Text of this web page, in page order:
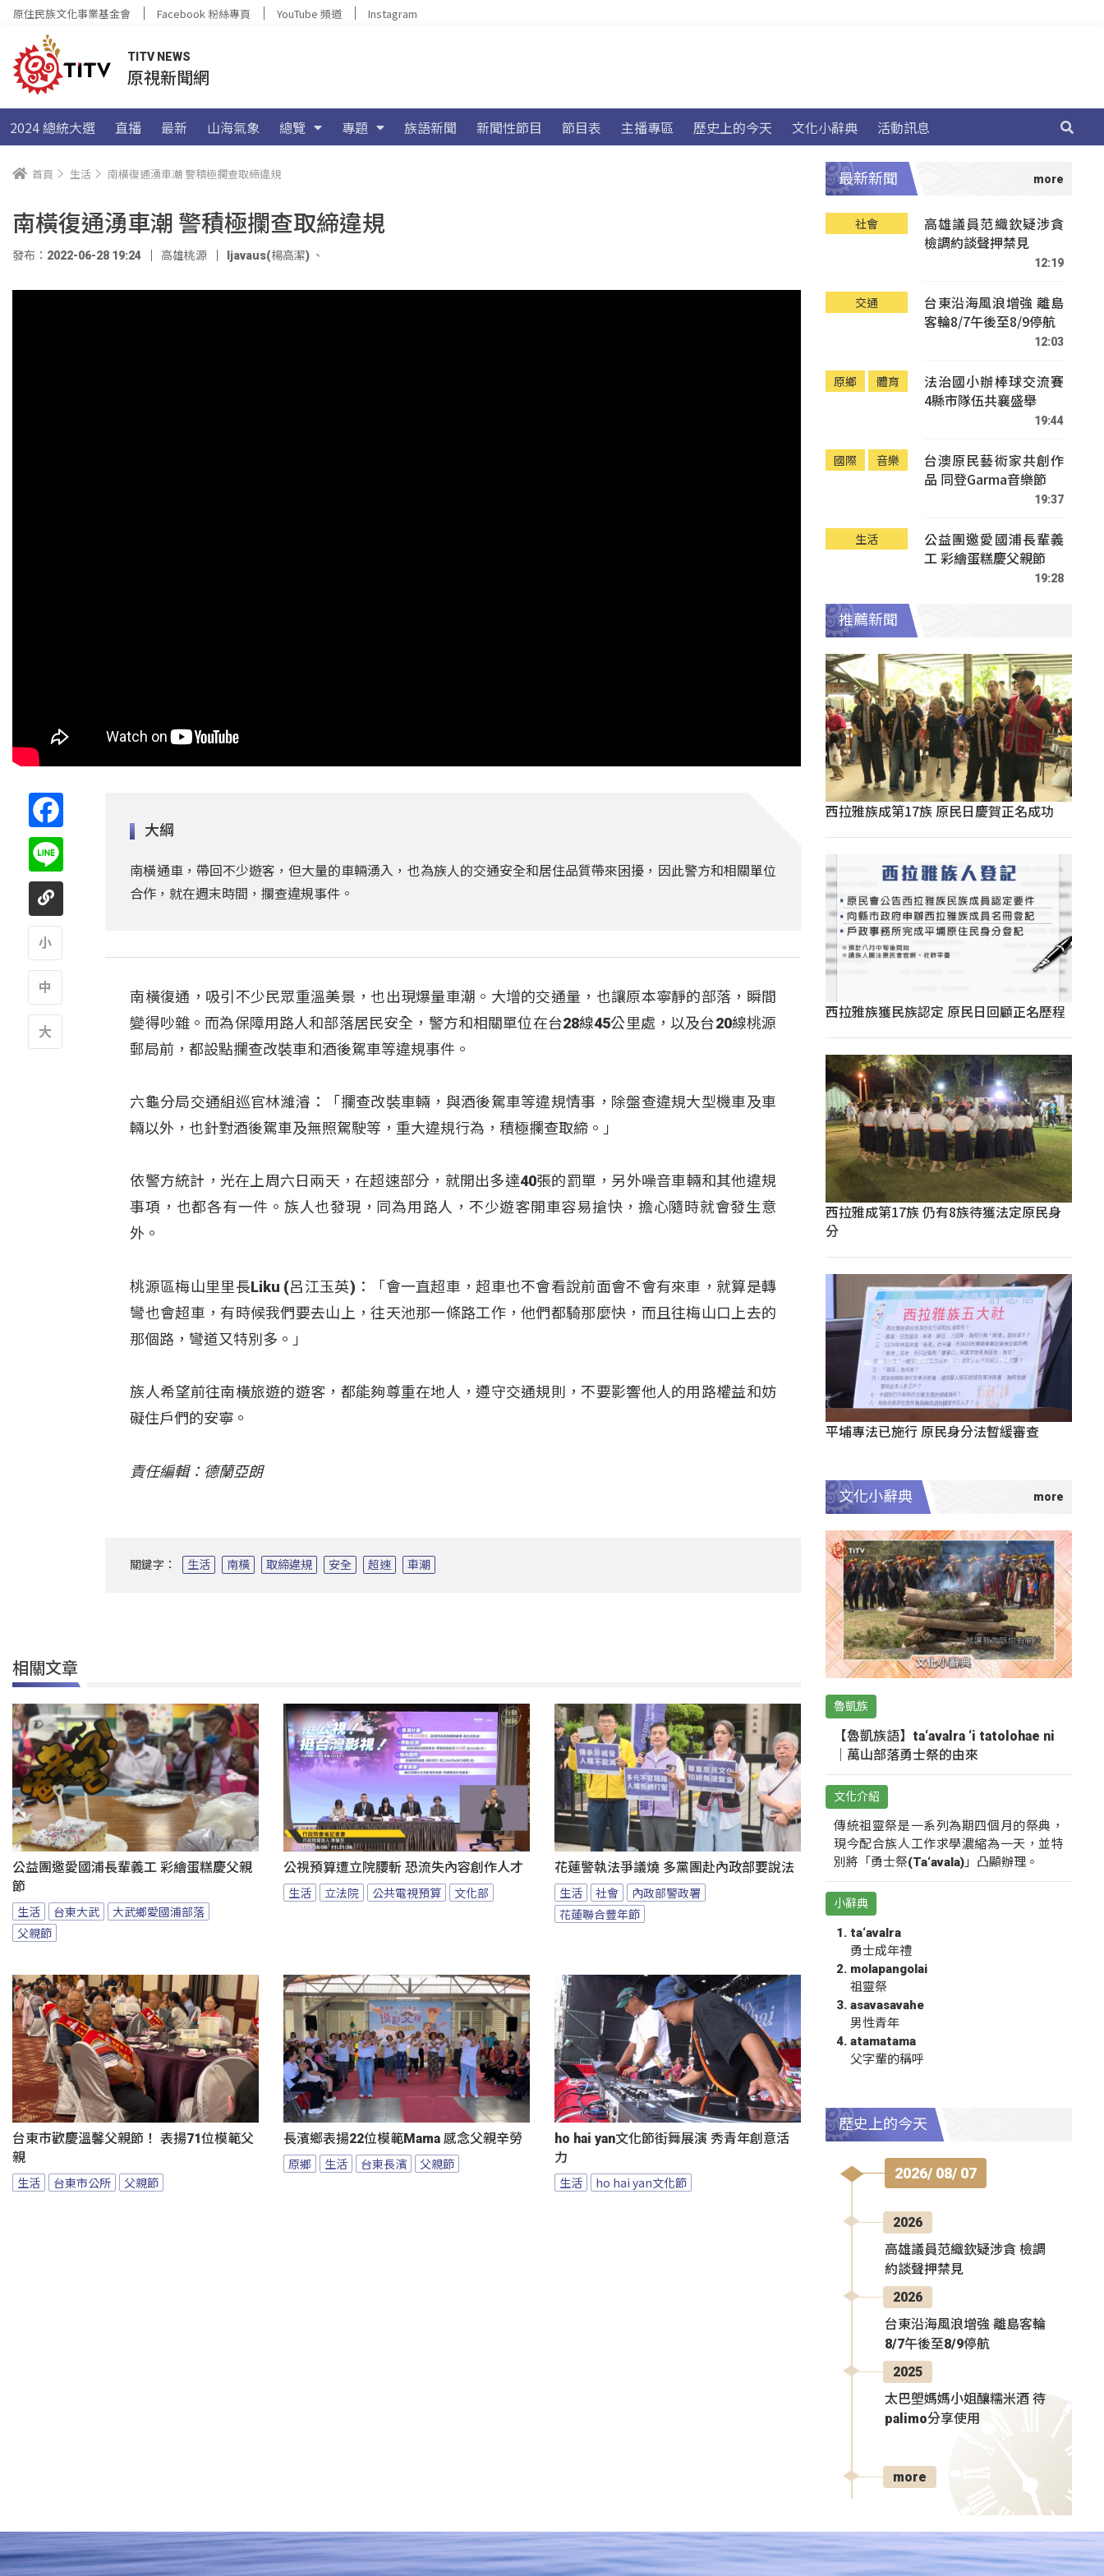
原住民族文化事業基金會 Facebook 粉絲專頁 YouTube 頻道 Instagram
TITV NEWS
原視新聞網
2024 總統大選 直播 最新 山海氣象 總覽 專題 族語新聞 新聞性節目 節目表 主播專區 歷史上的今天 文化小辭典 活動訊息
首頁 生活 南橫復通湧車潮 警積極攔查取締違規
南橫復通湧車潮 警積極攔查取締違規
發布：2022-06-28 19:24 高雄桃源 ljavaus(楊高潔) 、
大綱
南橫通車，帶回不少遊客，但大量的車輛湧入，也為族人的交通安全和居住品質帶來困擾，因此警方和相關單位
合作，就在週末時間，攔查違規事件。
南橫復通，吸引不少民眾重溫美景，也出現爆量車潮。大增的交通量，也讓原本寧靜的部落，瞬間
變得吵雜。而為保障用路人和部落居民安全，警方和相關單位在台28線45公里處，以及台20線桃源
郵局前，都設點攔查改裝車和酒後駕車等違規事件。
六龜分局交通組巡官林濰濬：「攔查改裝車輛，與酒後駕車等違規情事，除盤查違規大型機車及車
輛以外，也針對酒後駕車及無照駕駛等，重大違規行為，積極攔查取締。」
依警方統計，光在上周六日兩天，在超速部分，就開出多達40張的罰單，另外噪音車輛和其他違規
事項，也都各有一件。族人也發現，同為用路人，不少遊客開車容易搶快，擔心隨時就會發生意
外。
桃源區梅山里里長Liku (呂江玉英)：「會一直超車，超車也不會看說前面會不會有來車，就算是轉
彎也會超車，有時候我們要去山上，往天池那一條路工作，他們都騎那麼快，而且往梅山口上去的
那個路，彎道又特別多。」
族人希望前往南橫旅遊的遊客，都能夠尊重在地人，遵守交通規則，不要影響他人的用路權益和妨
礙住戶們的安寧。
責任編輯：德蘭亞朗
關鍵字： 生活 南橫 取締違規 安全 超速 車潮
相關文章
公益團邀愛國浦長輩義工 彩繪蛋糕慶父親
節
生活 台東大武
大武鄉愛國浦部落
父親節
公視預算遭立院腰斬 恐流失內容創作人才
生活 立法院 公共電視預算 文化部
花蓮警執法爭議燒 多黨團赴內政部要說法
生活 社會
內政部警政署
花蓮聯合豐年節
台東市歡慶溫馨父親節！ 表揚71位模範父
親
生活 台東市公所 父親節
長濱鄉表揚22位模範Mama 感念父親辛勞
原鄉 生活 台東長濱 父親節
ho hai yan文化節街舞展演 秀青年創意活
力
生活 ho hai yan文化節
最新新聞
社會
高雄議員范織欽疑涉貪
檢調約談聲押禁見
12:19
交通
台東沿海風浪增強 離島
客輪8/7午後至8/9停航
12:03
原鄉 體育
法治國小辦棒球交流賽
4縣市隊伍共襄盛舉
19:44
國際 音樂
台澳原民藝術家共創作
品 同登Garma音樂節
19:37
生活
公益團邀愛國浦長輩義
工 彩繪蛋糕慶父親節
19:28
推薦新聞
西拉雅族成第17族 原民日慶賀正名成功
西拉雅族獲民族認定 原民日回顧正名歷程
西拉雅成第17族 仍有8族待獲法定原民身
分
平埔專法已施行 原民身分法暫緩審查
文化小辭典
魯凱族
【魯凱族語】ta‘avalra ‘i tatolohae ni
｜萬山部落勇士祭的由來
文化介紹
傳統祖靈祭是一系列為期四個月的祭典，
現今配合族人工作求學濃縮為一天，並特
別將「勇士祭(Ta‘avala)」凸顯辦理。
小辭典
ta‘avalra
勇士成年禮
molapangolai
祖靈祭
asavasavahe
男性青年
atamatama
父字輩的稱呼
歷史上的今天
2026/ 08/ 07
2026
高雄議員范織欽疑涉貪 檢調
約談聲押禁見
2026
台東沿海風浪增強 離島客輪
8/7午後至8/9停航
2025
太巴塱媽媽小姐釀糯米酒 待
palimo分享使用
more